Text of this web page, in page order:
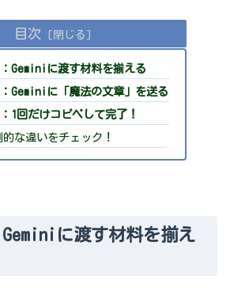
目次
Geminiに渡す材料を揃える
Geminiに「魔法の文章」を送る
1回だけコピペして完了！
な違いをチェック！
に渡す材料を揃え